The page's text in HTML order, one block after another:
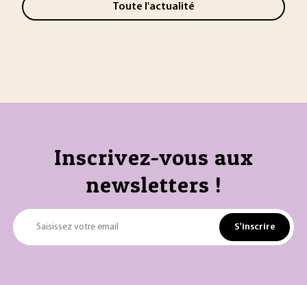
Toute l'actualité
Inscrivez-vous aux
newsletters !
Saisissez votre email S'inscrire